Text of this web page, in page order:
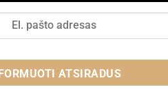
ATSIRADUS